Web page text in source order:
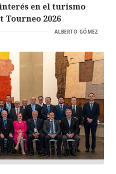
en el turismo
2026
ALBERTO GÓMEZ